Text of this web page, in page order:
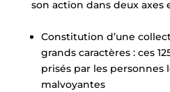
son action dans deux axes
Constitution d’une
grands caractères : ces
prisés par les personnes
malvoyantes